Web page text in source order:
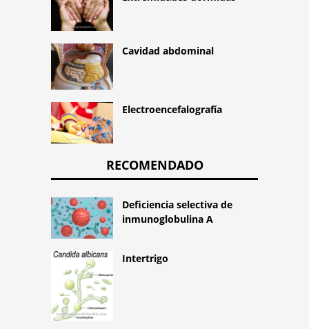
Cavidad abdominal
Electroencefalografía
RECOMENDADO
Deficiencia selectiva de
inmunoglobulina A
Intertrigo